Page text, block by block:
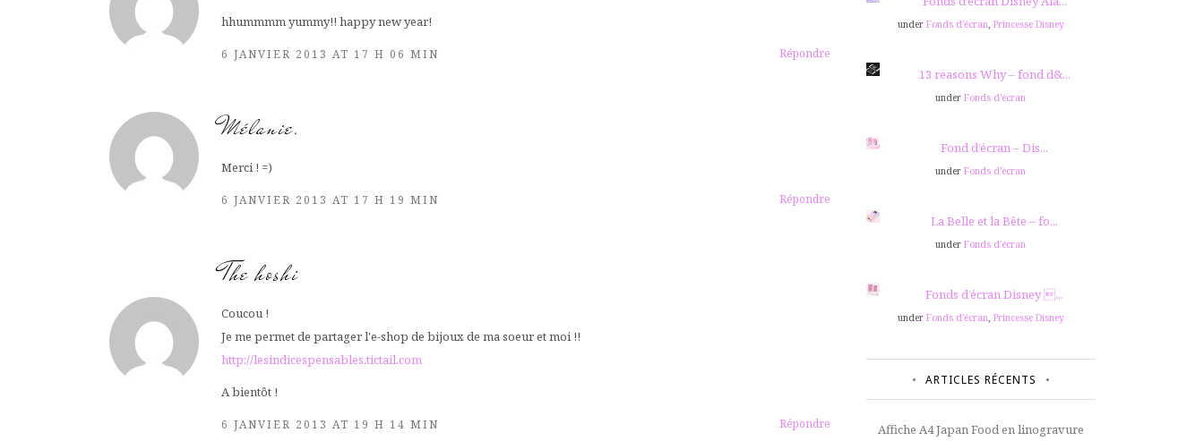
hhummmm yummy!! happy new year!
6 JANVIER 2013 AT 17 H 06 MIN Répondre
Mélanie.
Merci ! =)
6 JANVIER 2013 AT 17 H 19 MIN Répondre
The hoshi
Coucou !
Je me permet de partager l'e-shop de bijoux de ma soeur et moi !!
http://lesindicespensables.tictail.com
A bientôt !
6 JANVIER 2013 AT 19 H 14 MIN Répondre
under Fonds d'écran Princesse Disney
13 reasons Why – fond d&...
under Fonds d'écran
Fond d’écran – Dis...
under Fonds d'écran
La Belle et la Bête – fo...
under Fonds d'écran
Fonds d’écran Disney ...
under Fonds d'écran Princesse Disney
ARTICLES RÉCENTS
Affiche A4 Japan Food en linogravure